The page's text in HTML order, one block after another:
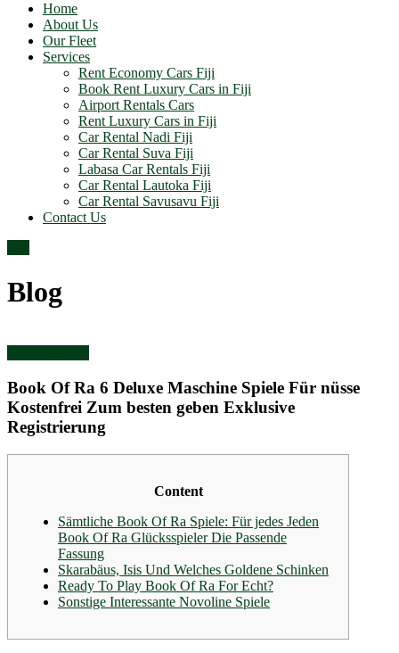
Home
About Us
Our Fleet
Services
Rent Economy Cars Fiji
Book Rent Luxury Cars in Fiji
Airport Rentals Cars
Rent Luxury Cars in Fiji
Car Rental Nadi Fiji
Car Rental Suva Fiji
Labasa Car Rentals Fiji
Car Rental Lautoka Fiji
Car Rental Savusavu Fiji
Contact Us
Blog
Book Of Ra 6 Deluxe Maschine Spiele Für nüsse
Kostenfrei Zum besten geben Exklusive
Registrierung
Content
Sämtliche Book Of Ra Spiele: Für jedes Jeden
Book Of Ra Glücksspieler Die Passende
Fassung
Skarabäus, Isis Und Welches Goldene Schinken
Ready To Play Book Of Ra For Echt?
Sonstige Interessante Novoline Spiele